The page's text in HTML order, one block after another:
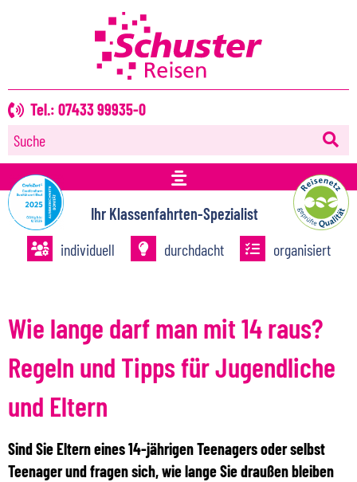
Tel.: 07433 99935-0
Suche
Ihr Klassenfahrten-Spezialist
individuell
durchdacht organisiert
Wie lange darf man mit 14 raus?
Regeln und Tipps für Jugendliche
und Eltern
Sind Sie Eltern eines 14-jährigen Teenagers oder selbst
Teenager und fragen sich, wie lange Sie draußen bleiben